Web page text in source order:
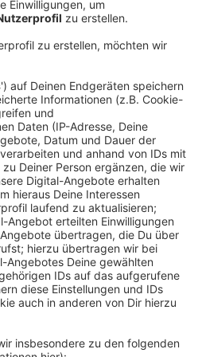
25.06.2020 22:46
in die Kommentare bei
an redaktion@radio-
richtigen Lösungen verlosen
mit Euronics XXL in
inNordkirchen.
Kiepenkerl Morgenteam.